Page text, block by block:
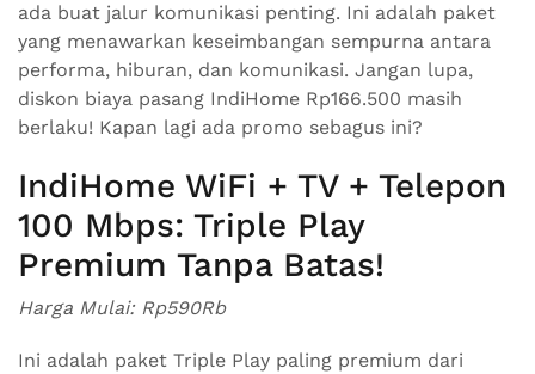
ada buat jalur komunikasi penting. Ini adalah paket
yang menawarkan keseimbangan sempurna antara
performa, hiburan, dan komunikasi. Jangan lupa,
diskon biaya pasang IndiHome Rp166.500 masih
berlaku! Kapan lagi ada promo sebagus ini?
IndiHome WiFi + TV + Telepon
100 Mbps: Triple Play
Premium Tanpa Batas!
Harga Mulai: Rp590Rb
Ini adalah paket Triple Play paling premium dari